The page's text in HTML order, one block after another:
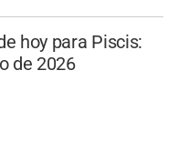
hoy para Piscis:
de 2026